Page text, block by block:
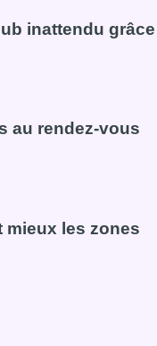
inattendu grâce
pub inattendu grâce
au rendez-vous
au rendez-vous
mieux les zones
mieux les zones 30